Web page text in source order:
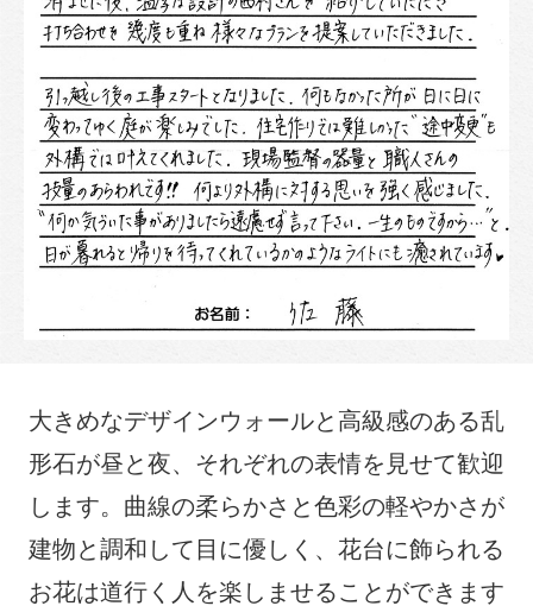
大きめなデザインウォールと高級感のある乱
形石が昼と夜、それぞれの表情を見せて歓迎
します。曲線の柔らかさと色彩の軽やかさが
建物と調和して目に優しく、花台に飾られる
お花は道行く人を楽しませることができます